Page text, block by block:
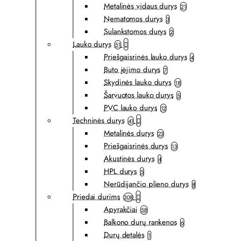
Metalinės vidaus durys 21
Nematomos durys 3
Sulankstomos durys 2
Lauko durys 51
Priešgaisrinės lauko durys 4
Buto įėjimo durys 7
Skydinės lauko durys 18
Šarvuotos lauko durys 5
PVC lauko durys 12
Techninės durys 41
Metalinės durys 23
Priešgaisrinės durys 13
Akustinės durys 4
HPL durys 5
Nerūdijančio plieno durys 8
Priedai durims 308
Apyrakčiai 58
Balkono durų rankenos 6
Durų detalės 1